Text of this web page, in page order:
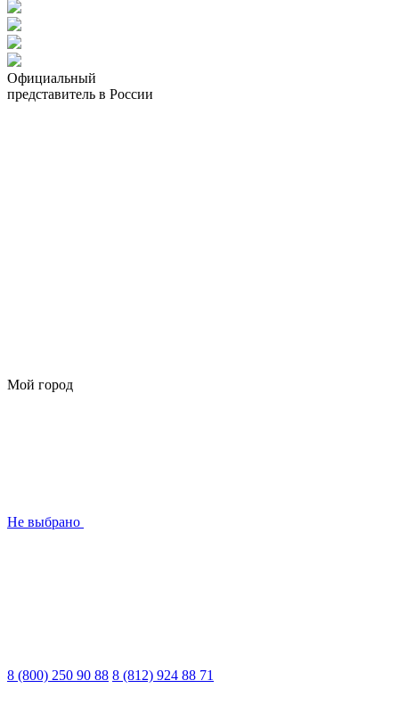
Официальный
представитель в России
Мой город
Не выбрано
8 (800) 250 90 88 8 (812) 924 88 71